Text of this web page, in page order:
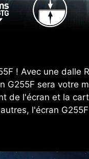
! Avec une
sera votre
de l'écran et la
l'écran